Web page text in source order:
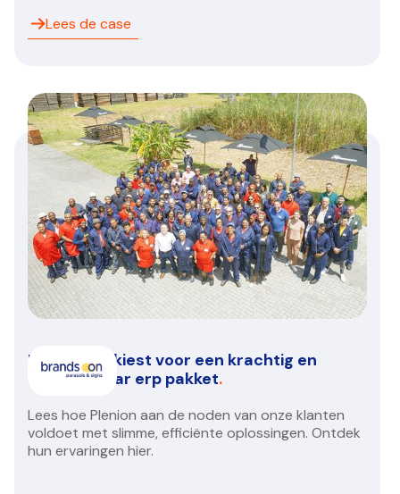
Lees de case
Brands On kiest voor een krachtig en
betrouwbaar erp pakket.
Lees hoe Plenion aan de noden van onze klanten
voldoet met slimme, efficiënte oplossingen. Ontdek
hun ervaringen hier.